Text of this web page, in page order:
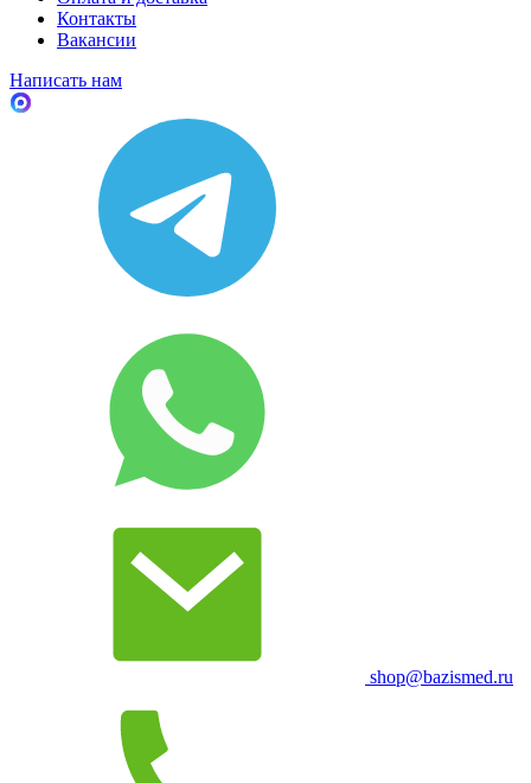
Контакты
Вакансии
Написать нам
shop@bazismed.ru